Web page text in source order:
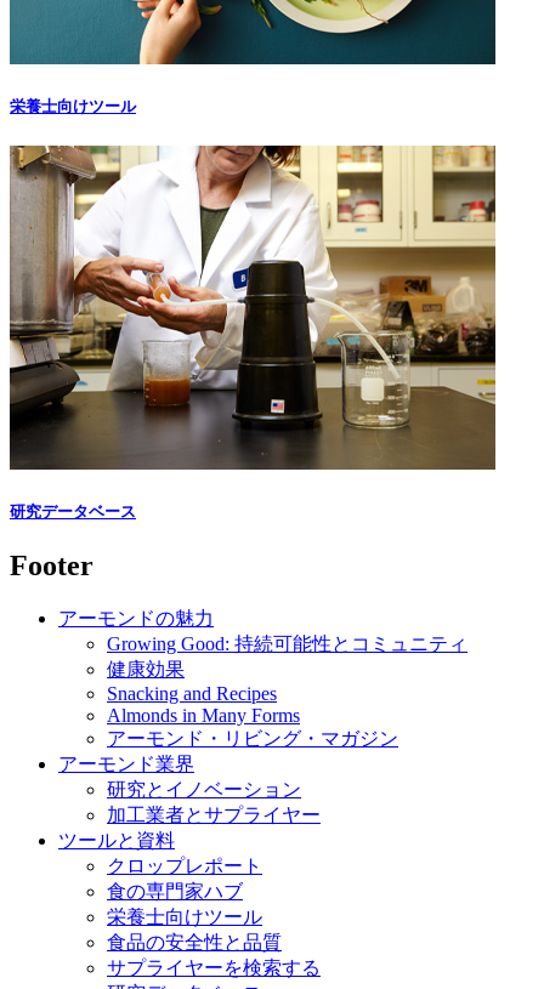
栄養士向けツール
研究データベース
Footer
アーモンドの魅力
Growing Good: 持続可能性とコミュニティ
健康効果
Snacking and Recipes
Almonds in Many Forms
アーモンド・リビング・マガジン
アーモンド業界
研究とイノベーション
加工業者とサプライヤー
ツールと資料
クロップレポート
食の専門家ハブ
栄養士向けツール
食品の安全性と品質
サプライヤーを検索する